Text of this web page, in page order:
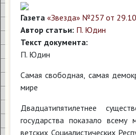
Газета «Звезда» №257 от
Автор статьи: П. Юдин
Текст документа:
П. Юдин
Самая свободная, самая
мире
Двадцатипятилетнее
государства по­казало
ветских Социалистических